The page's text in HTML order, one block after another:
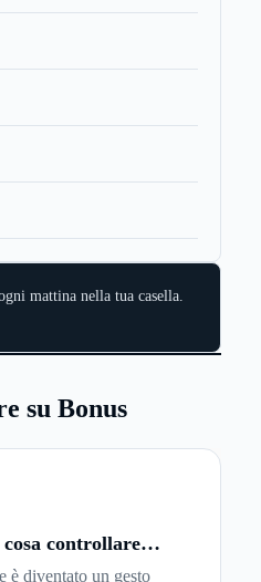
mattina nella tua casella.
su Bonus
controllare
servizi in
è diventato un gesto